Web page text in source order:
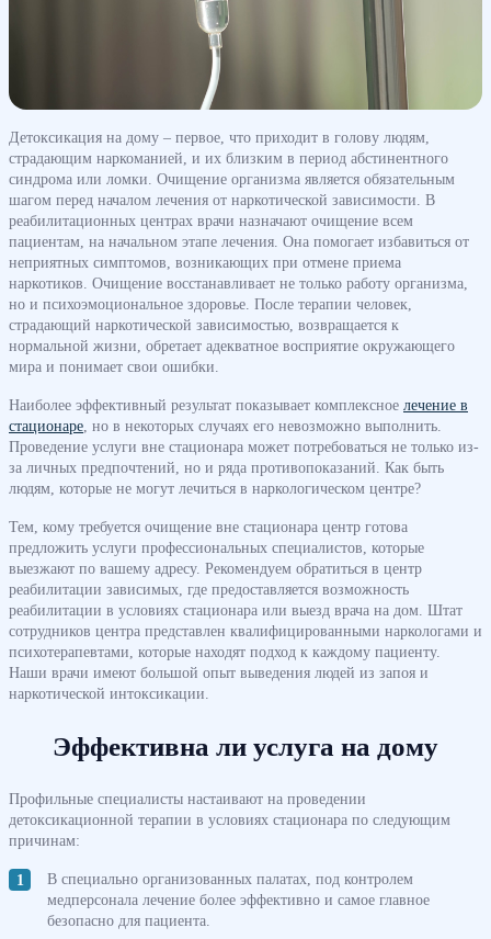
Детоксикация на дому – первое, что приходит в голову людям,
страдающим наркоманией, и их близким в период абстинентного
синдрома или ломки. Очищение организма является обязательным
шагом перед началом лечения от наркотической зависимости. В
реабилитационных центрах врачи назначают очищение всем
пациентам, на начальном этапе лечения. Она помогает избавиться от
неприятных симптомов, возникающих при отмене приема
наркотиков. Очищение восстанавливает не только работу организма,
но и психоэмоциональное здоровье. После терапии человек,
страдающий наркотической зависимостью, возвращается к
нормальной жизни, обретает адекватное восприятие окружающего
мира и понимает свои ошибки.
Наиболее эффективный результат показывает комплексное лечение в
стационаре , но в некоторых случаях его невозможно выполнить.
Проведение услуги вне стационара может потребоваться не только из-
за личных предпочтений, но и ряда противопоказаний. Как быть
людям, которые не могут лечиться в наркологическом центре?
Тем, кому требуется очищение вне стационара центр готова
предложить услуги профессиональных специалистов, которые
выезжают по вашему адресу. Рекомендуем обратиться в центр
реабилитации зависимых, где предоставляется возможность
реабилитации в условиях стационара или выезд врача на дом. Штат
сотрудников центра представлен квалифицированными наркологами и
психотерапевтами, которые находят подход к каждому пациенту.
Наши врачи имеют большой опыт выведения людей из запоя и
наркотической интоксикации.
Эффективна ли услуга на дому
Профильные специалисты настаивают на проведении
детоксикационной терапии в условиях стационара по следующим
причинам:
В специально организованных палатах, под контролем
медперсонала лечение более эффективно и самое главное
безопасно для пациента.